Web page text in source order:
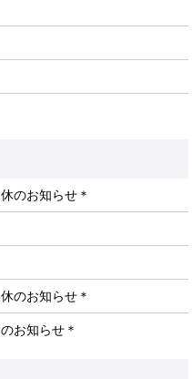
のお知らせ＊
のお知らせ＊
お知らせ＊